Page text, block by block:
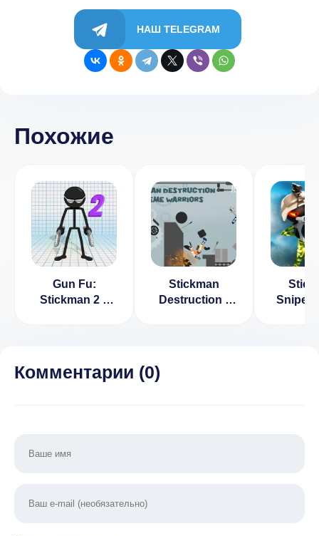
НАШ TELEGRAM
Похожие
Gun Fu:
Stickman 2 v
Stickman
Destruction -
Sniper
Комментарии (0)